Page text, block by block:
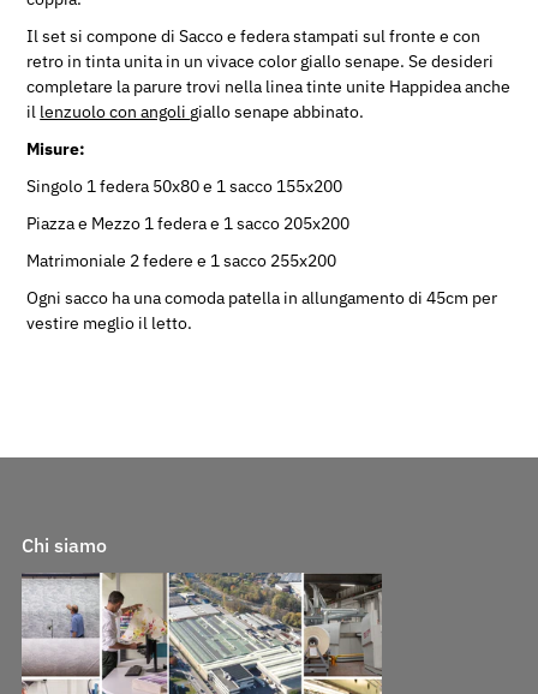
Il set si compone di Sacco e federa stampati sul fronte e con
retro in tinta unita in un vivace color giallo senape. Se desideri
completare la parure trovi nella linea tinte unite Happidea anche
il lenzuolo con angoli giallo senape abbinato.
Misure:
Singolo 1 federa 50x80 e 1 sacco 155x200
Piazza e Mezzo 1 federa e 1 sacco 205x200
Matrimoniale 2 federe e 1 sacco 255x200
Ogni sacco ha una comoda patella in allungamento di 45cm per
vestire meglio il letto.
Chi siamo